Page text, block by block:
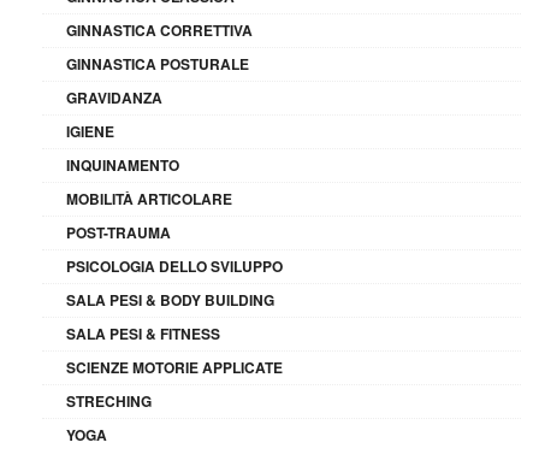
GINNASTICA CORRETTIVA
GINNASTICA POSTURALE
GRAVIDANZA
IGIENE
INQUINAMENTO
MOBILITÀ ARTICOLARE
POST-TRAUMA
PSICOLOGIA DELLO SVILUPPO
SALA PESI & BODY BUILDING
SALA PESI & FITNESS
SCIENZE MOTORIE APPLICATE
STRECHING
YOGA